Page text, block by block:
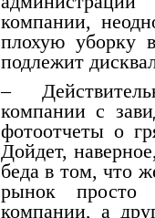
компании,
плохую уборку
подлежит
–
компании с
фотоотчеты о
Дойдет,
беда в том, что
рынок просто
компании, а